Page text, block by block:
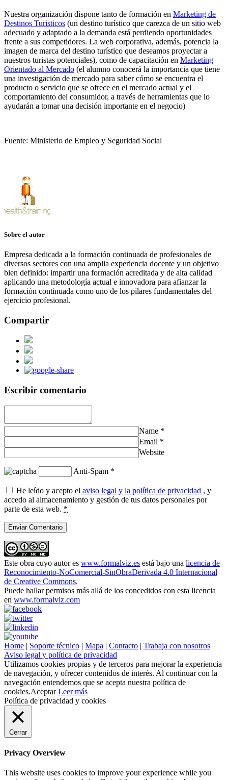
Nuestra organización dispone tanto de formación en Marketing de
Destinos Turisticos (un destino turístico que carezca de un sitio web
adecuado y adaptado a la demanda está perdiendo oportunidades
frente a sus competidores. La web corporativa, además, potencia la
imagen de marca del destino turístico que deseamos proyectar a
nuestros turistas potenciales), como de capacitación en Marketing
Orientado al Mercado (el alumno conocerá la importancia que tiene
una investigación de mercado para saber cómo se encuentra el
producto o servicio que se ofrece en el mercado actual y el
comportamiento del consumidor, a través de herramientas que lo
ayudarán a tomar una decisión importante en el negocio)
Fuente: Ministerio de Empleo y Seguridad Social
Sobre el autor
Empresa dedicada a la formación continuada de profesionales de
diversos sectores con una amplia experiencia docente y un objetivo
bien definido: impartir una formación acreditada y de alta calidad
aplicando una metodología actual e innovadora para afianzar la
formación continuada como uno de los pilares fundamentales del
ejercicio profesional.
Compartir
Escribir comentario
Name *
Email *
Website
Anti-Spam *
He leído y acepto el aviso legal y la política de privacidad , y
accedo al almacenamiento y gestión de tus datos personales por
parte de esta web. *
Este obra cuyo autor es www.formalviz.es está bajo una licencia de
Reconocimiento-NoComercial-SinObraDerivada 4.0 Internacional
de Creative Commons.
Puede hallar permisos más allá de los concedidos con esta licencia
en www.formalviz.com
Home | Soporte técnico | Mapa | Contacto | Trabaja con nosotros |
Aviso legal y política de privacidad
Utilizamos cookies propias y de terceros para mejorar la experiencia
de navegación, y ofrecer contenidos de interés. Al continuar con la
navegación entendemos que se acepta nuestra política de
cookies.Aceptar Leer más
Política de privacidad y cookies
Cerrar
Privacy Overview
This website uses cookies to improve your experience while you